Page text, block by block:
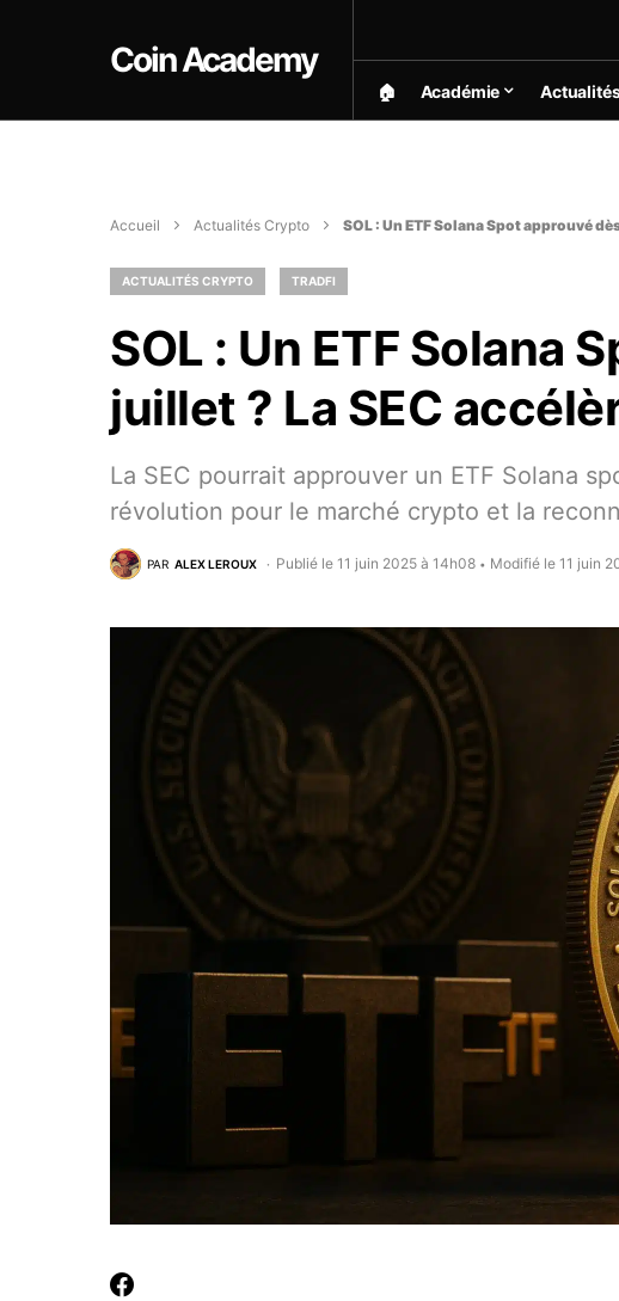
Coin Academy
🏠︎ Académie
Accueil Actualités Crypto SOL : Un ETF Solana Spot approuvé
ACTUALITÉS CRYPTO TRADFI
SOL : Un ETF Solana
juillet ? La SEC
La SEC pourrait approuver un ETF Solana
révolution pour le marché crypto et la
PAR ALEX LEROUX Publié le 11 juin 2025 à 14h08 • Modifié le 11 juin